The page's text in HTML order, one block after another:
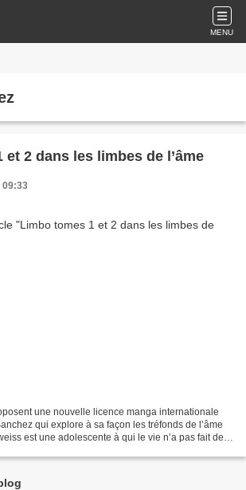
MENU
et 2 dans les limbes de l’âme
09:33
une nouvelle licence manga internationale
qui explore à sa façon les tréfonds de l’âme
est une adolescente à qui le vie n’a pas fait de